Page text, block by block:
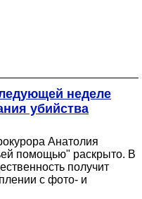
неделе
убийства
Анатолия
помощью" раскрыто. В
получит
с фото- и